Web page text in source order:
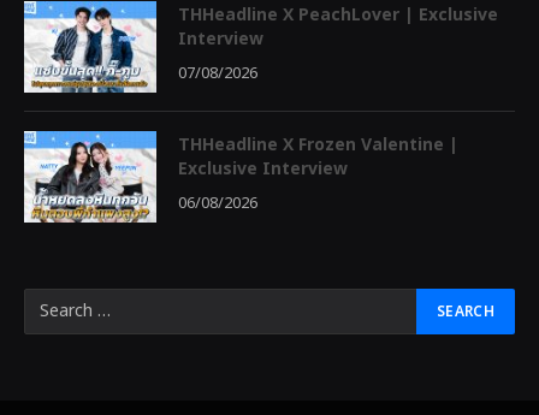
THHeadline X PeachLover | Exclusive
Interview
07/08/2026
THHeadline X Frozen Valentine |
Exclusive Interview
06/08/2026